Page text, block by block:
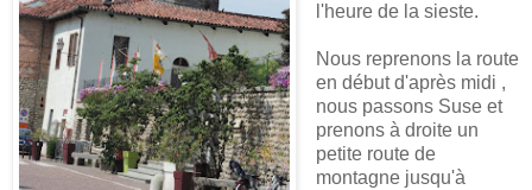
l'heure de la sieste.
Nous reprenons la route
en début d'après midi ,
nous passons Suse et
prenons à droite un
petite route de
montagne jusqu'à